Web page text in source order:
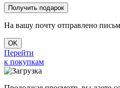
На вашу почту отправлено
OK
Перейти
к покупкам